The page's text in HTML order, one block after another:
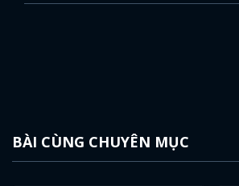
BÀI CÙNG CHUYÊN MỤC